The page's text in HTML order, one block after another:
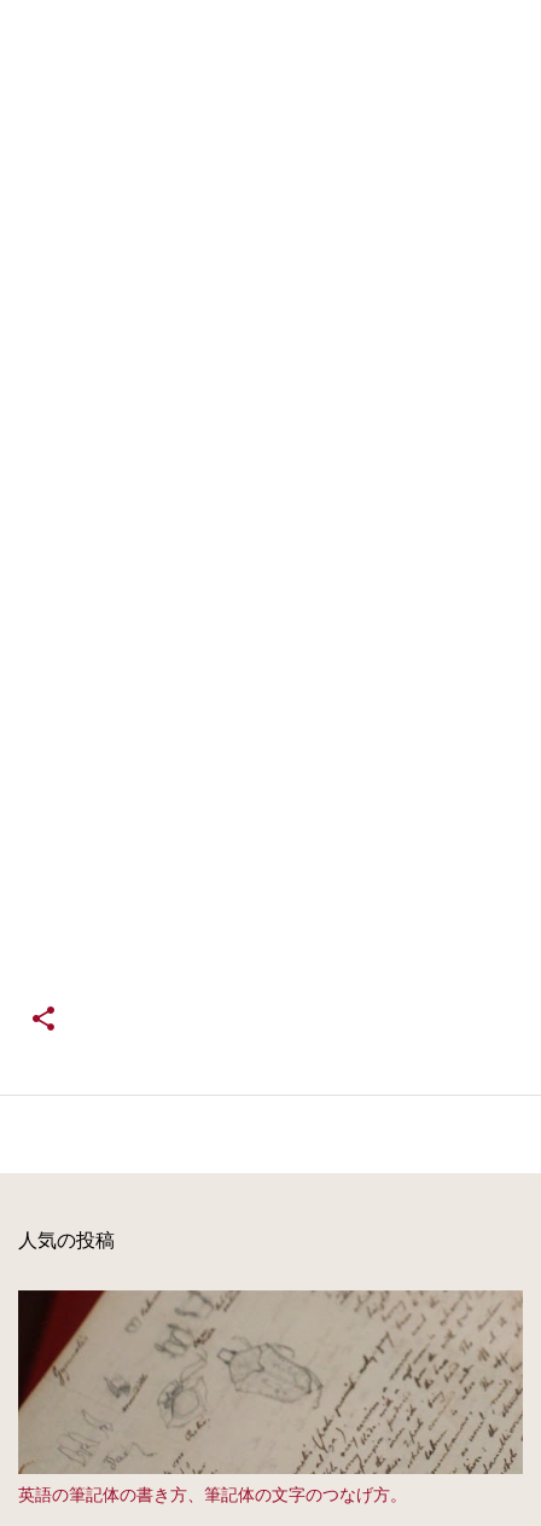
人気の投稿
英語の筆記体の書き方、筆記体の文字のつなげ方。